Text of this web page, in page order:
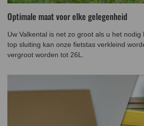
Optimale maat voor elke gelegenheid
Uw Valkental is net zo groot als u het nodig
top sluiting kan onze fietstas verkleind
vergroot worden tot 26L.